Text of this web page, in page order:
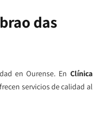
das
en Ourense. En Clínica
servicios de calidad al